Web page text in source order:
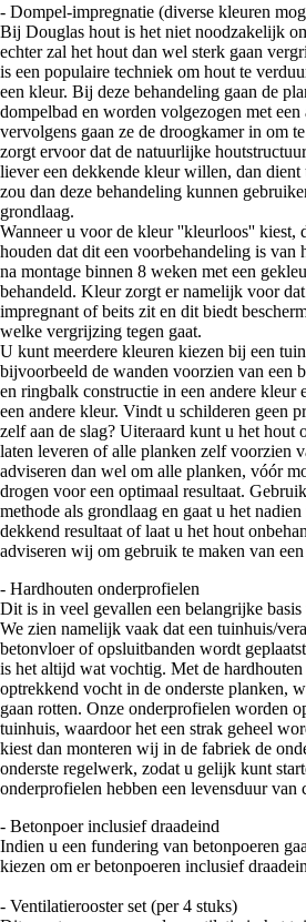
- Dompel-impregnatie (diverse kleuren
Bij Douglas hout is het niet noodzakelijk
echter zal het hout dan wel sterk gaan
is een populaire techniek om hout te
een kleur. Bij deze behandeling gaan de
dompelbad en worden volgezogen met
vervolgens gaan ze de droogkamer in om
zorgt ervoor dat de natuurlijke
liever een dekkende kleur willen, dan dient
zou dan deze behandeling kunnen
grondlaag.
Wanneer u voor de kleur ''kleurloos'' kiest,
houden dat dit een voorbehandeling is van
na montage binnen 8 weken met een
behandeld. Kleur zorgt er namelijk voor
impregnant of beits zit en dit biedt
welke vergrijzing tegen gaat.
U kunt meerdere kleuren kiezen bij een
bijvoorbeeld de wanden voorzien van een
en ringbalk constructie in een andere kleur
een andere kleur. Vindt u schilderen geen
zelf aan de slag? Uiteraard kunt u het hout
laten leveren of alle planken zelf voorzien
adviseren dan wel om alle planken, vóór
drogen voor een optimaal resultaat.
methode als grondlaag en gaat u het
dekkend resultaat of laat u het hout
adviseren wij om gebruik te maken van
- Hardhouten onderprofielen
Dit is in veel gevallen een belangrijke
We zien namelijk vaak dat een tuinhuis/
betonvloer of opsluitbanden wordt
is het altijd wat vochtig. Met de
optrekkend vocht in de onderste planken,
gaan rotten. Onze onderprofielen worden
tuinhuis, waardoor het een strak geheel
kiest dan monteren wij in de fabriek de
onderste regelwerk, zodat u gelijk kunt
onderprofielen hebben een levensduur van
- Betonpoer inclusief draadeind
Indien u een fundering van betonpoeren
kiezen om er betonpoeren inclusief
- Ventilatierooster set (per 4 stuks)